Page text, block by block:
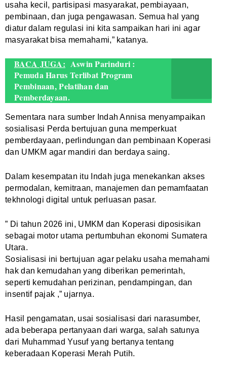
usaha kecil, partisipasi masyarakat, pembiayaan,
pembinaan, dan juga pengawasan. Semua hal yang
diatur dalam regulasi ini kita sampaikan hari ini agar
masyarakat bisa memahami,” katanya.
BACA JUGA: Aswin Parinduri :
Pemuda Harus Terlibat Program
Pembinaan, Pelatihan dan
Pemberdayaan.
Sementara nara sumber Indah Annisa menyampaikan
sosialisasi Perda bertujuan guna memperkuat
pemberdayaan, perlindungan dan pembinaan Koperasi
dan UMKM agar mandiri dan berdaya saing.
Dalam kesempatan itu Indah juga menekankan akses
permodalan, kemitraan, manajemen dan pemamfaatan
tekhnologi digital untuk perluasan pasar.
” Di tahun 2026 ini, UMKM dan Koperasi diposisikan
sebagai motor utama pertumbuhan ekonomi Sumatera
Utara.
Sosialisasi ini bertujuan agar pelaku usaha memahami
hak dan kemudahan yang diberikan pemerintah,
seperti kemudahan perizinan, pendampingan, dan
insentif pajak ,” ujarnya.
Hasil pengamatan, usai sosialisasi dari narasumber,
ada beberapa pertanyaan dari warga, salah satunya
dari Muhammad Yusuf yang bertanya tentang
keberadaan Koperasi Merah Putih.